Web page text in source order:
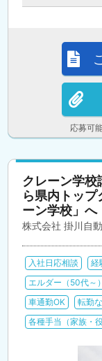
応募可
クレーン学校
ら県内トッ
ーン学校」へ
株式会社 掛川自
入社日応相談 経
エルダー（50代～
車通勤OK
転勤
各種手当（家族・